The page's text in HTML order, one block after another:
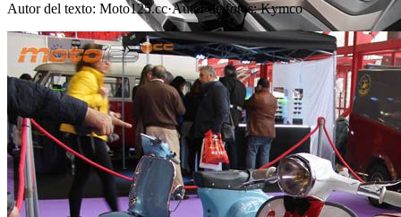
Autor del texto: Moto125.cc·Autor de fotos: Kymco